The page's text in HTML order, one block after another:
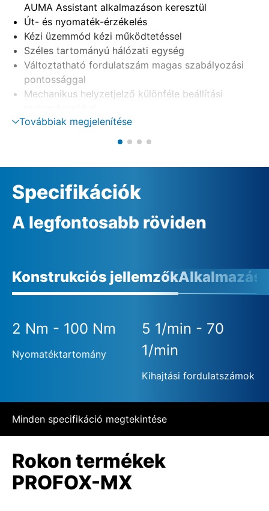
AUMA Assistant alkalmazáson keresztül
Út- és nyomaték-érzékelés
Kézi üzemmód kézi működtetéssel
Széles tartományú hálózati egység
Változtatható fordulatszám magas szabályozási
pontossággal
Mechanikus helyzetjelző különféle beállítási
(1 – 9 fordulat/löket, 9 – 14 fordulat/löket, 14 – 27
Továbbiak megjelenítése
Specifikációk
A legfontosabb röviden
Konstrukciós jellemzők
2 Nm - 100 Nm
Nyomatéktartomány
5 1/min - 70
1/min
Kihajtási fordulatszámok
Minden specifikáció megtekintése
Rokon termékek
PROFOX-MX